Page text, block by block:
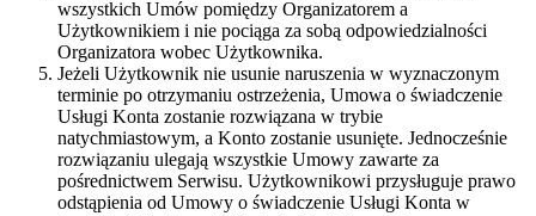
wszystkich Umów pomiędzy Organizatorem a
Użytkownikiem i nie pociąga za sobą odpowiedzialności
Organizatora wobec Użytkownika.
Jeżeli Użytkownik nie usunie naruszenia w wyznaczonym
terminie po otrzymaniu ostrzeżenia, Umowa o świadczenie
Usługi Konta zostanie rozwiązana w trybie
natychmiastowym, a Konto zostanie usunięte. Jednocześnie
rozwiązaniu ulegają wszystkie Umowy zawarte za
pośrednictwem Serwisu. Użytkownikowi przysługuje prawo
odstąpienia od Umowy o świadczenie Usługi Konta w